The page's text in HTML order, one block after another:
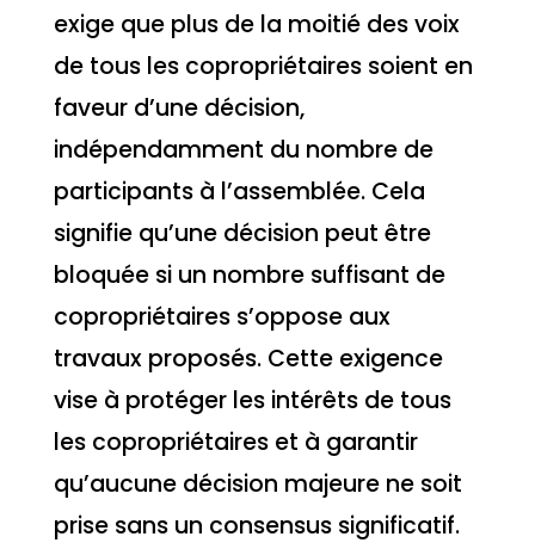
exige que plus de la moitié des voix
de tous les copropriétaires soient en
faveur d’une décision,
indépendamment du nombre de
participants à l’assemblée. Cela
signifie qu’une décision peut être
bloquée si un nombre suffisant de
copropriétaires s’oppose aux
travaux proposés. Cette exigence
vise à protéger les intérêts de tous
les copropriétaires et à garantir
qu’aucune décision majeure ne soit
prise sans un consensus significatif.